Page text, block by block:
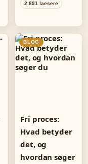
2.891 laesere
BLOG
Fri proces:
Hvad betyder
det, og
hvordan søger